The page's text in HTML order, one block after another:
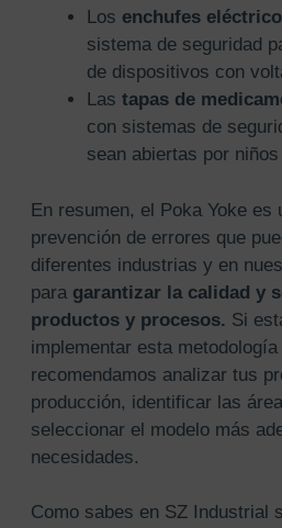
Los enchufes
sistema de seguridad
de dispositivos con
Las tapas de
con sistemas de
sean abiertas por niños
En resumen, el Poka Yoke es
prevención de errores que
diferentes industrias y en
para garantizar la calidad y
productos y procesos. Si
implementar esta
recomendamos analizar tus
producción, identificar las
seleccionar el modelo más
necesidades.
Como sabes en SZ Industrial